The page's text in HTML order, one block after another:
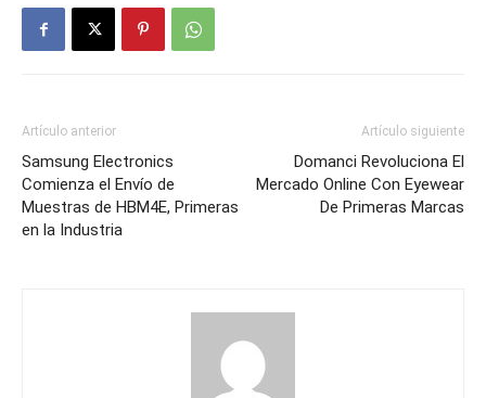
Artículo anterior
Samsung Electronics
Comienza el Envío de
Muestras de HBM4E, Primeras
en la Industria
Artículo siguiente
Domanci Revoluciona El
Mercado Online Con Eyewear
De Primeras Marcas